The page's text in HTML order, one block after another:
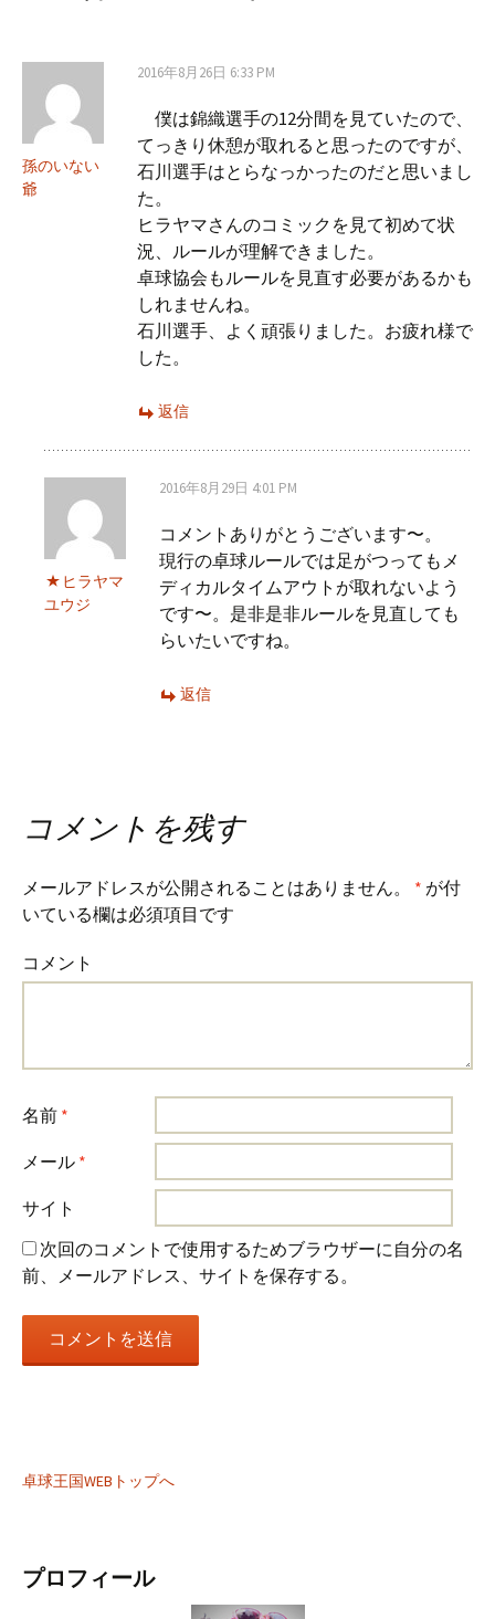
孫のいない
爺
2016年8月26日 6:33 PM
僕は錦織選手の12分間を見ていたので、
てっきり休憩が取れると思ったのですが、
石川選手はとらなっかったのだと思いまし
た。
ヒラヤマさんのコミックを見て初めて状
況、ルールが理解できました。
卓球協会もルールを見直す必要があるかも
しれませんね。
石川選手、よく頑張りました。お疲れ様で
した。
返信
ヒラヤマ
ユウジ
2016年8月29日 4:01 PM
コメントありがとうございます〜。
現行の卓球ルールでは足がつってもメ
ディカルタイムアウトが取れないよう
です〜。是非是非ルールを見直しても
らいたいですね。
返信
コメントを残す
メールアドレスが公開されることはありません。 * が付
いている欄は必須項目です
コメント
名前 *
メール *
サイト
次回のコメントで使用するためブラウザーに自分の名
前、メールアドレス、サイトを保存する。
卓球王国WEBトップへ
プロフィール